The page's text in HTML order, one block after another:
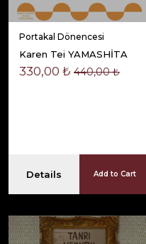
Portakal Dönencesi
Karen Tei YAMASHİTA
330,00 ₺ 440,00 ₺
Details Add to Cart